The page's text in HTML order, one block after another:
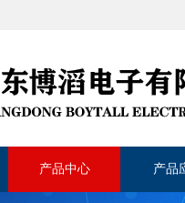
产品中心 产品